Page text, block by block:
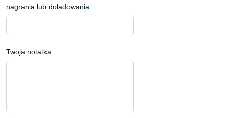
nagrania lub doładowania
Twoja notatka